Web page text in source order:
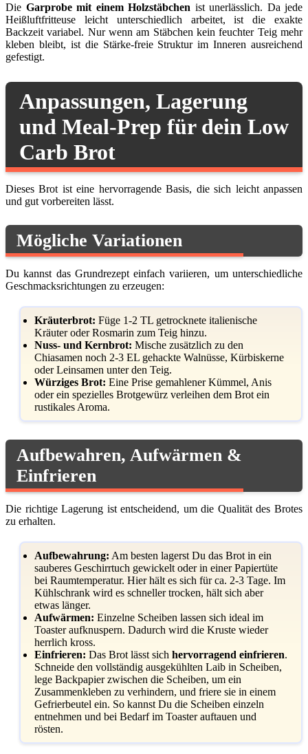
Die Garprobe mit einem Holzstäbchen ist unerlässlich. Da jede
Heißluftfritteuse leicht unterschiedlich arbeitet, ist die exakte
Backzeit variabel. Nur wenn am Stäbchen kein feuchter Teig mehr
kleben bleibt, ist die Stärke-freie Struktur im Inneren ausreichend
gefestigt.
Anpassungen, Lagerung
und Meal-Prep für dein Low
Carb Brot
Dieses Brot ist eine hervorragende Basis, die sich leicht anpassen
und gut vorbereiten lässt.
Mögliche Variationen
Du kannst das Grundrezept einfach variieren, um unterschiedliche
Geschmacksrichtungen zu erzeugen:
Kräuterbrot: Füge 1-2 TL getrocknete italienische
Kräuter oder Rosmarin zum Teig hinzu.
Nuss- und Kernbrot: Mische zusätzlich zu den
Chiasamen noch 2-3 EL gehackte Walnüsse, Kürbiskerne
oder Leinsamen unter den Teig.
Würziges Brot: Eine Prise gemahlener Kümmel, Anis
oder ein spezielles Brotgewürz verleihen dem Brot ein
rustikales Aroma.
Aufbewahren, Aufwärmen &
Einfrieren
Die richtige Lagerung ist entscheidend, um die Qualität des Brotes
zu erhalten.
Aufbewahrung: Am besten lagerst Du das Brot in ein
sauberes Geschirrtuch gewickelt oder in einer Papiertüte
bei Raumtemperatur. Hier hält es sich für ca. 2-3 Tage. Im
Kühlschrank wird es schneller trocken, hält sich aber
etwas länger.
Aufwärmen: Einzelne Scheiben lassen sich ideal im
Toaster aufknuspern. Dadurch wird die Kruste wieder
herrlich kross.
Einfrieren: Das Brot lässt sich hervorragend einfrieren.
Schneide den vollständig ausgekühlten Laib in Scheiben,
lege Backpapier zwischen die Scheiben, um ein
Zusammenkleben zu verhindern, und friere sie in einem
Gefrierbeutel ein. So kannst Du die Scheiben einzeln
entnehmen und bei Bedarf im Toaster auftauen und
rösten.